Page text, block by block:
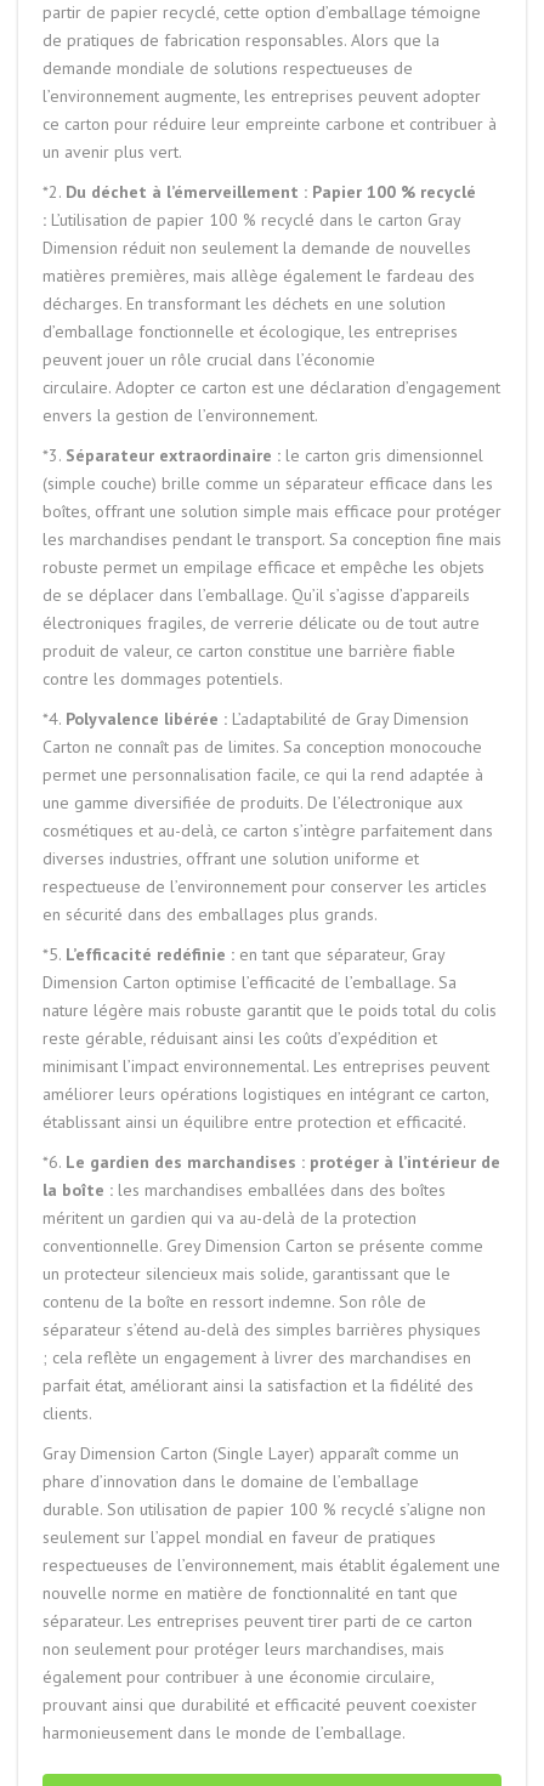
partir de papier recyclé, cette option d’emballage témoigne
de pratiques de fabrication responsables. Alors que la
demande mondiale de solutions respectueuses de
l’environnement augmente, les entreprises peuvent adopter
ce carton pour réduire leur empreinte carbone et contribuer à
un avenir plus vert.
*2. Du déchet à l’émerveillement : Papier 100 % recyclé
: L’utilisation de papier 100 % recyclé dans le carton Gray
Dimension réduit non seulement la demande de nouvelles
matières premières, mais allège également le fardeau des
décharges. En transformant les déchets en une solution
d’emballage fonctionnelle et écologique, les entreprises
peuvent jouer un rôle crucial dans l’économie
circulaire. Adopter ce carton est une déclaration d’engagement
envers la gestion de l’environnement.
*3. Séparateur extraordinaire : le carton gris dimensionnel
(simple couche) brille comme un séparateur efficace dans les
boîtes, offrant une solution simple mais efficace pour protéger
les marchandises pendant le transport. Sa conception fine mais
robuste permet un empilage efficace et empêche les objets
de se déplacer dans l’emballage. Qu’il s’agisse d’appareils
électroniques fragiles, de verrerie délicate ou de tout autre
produit de valeur, ce carton constitue une barrière fiable
contre les dommages potentiels.
*4. Polyvalence libérée : L’adaptabilité de Gray Dimension
Carton ne connaît pas de limites. Sa conception monocouche
permet une personnalisation facile, ce qui la rend adaptée à
une gamme diversifiée de produits. De l’électronique aux
cosmétiques et au-delà, ce carton s’intègre parfaitement dans
diverses industries, offrant une solution uniforme et
respectueuse de l’environnement pour conserver les articles
en sécurité dans des emballages plus grands.
*5. L’efficacité redéfinie : en tant que séparateur, Gray
Dimension Carton optimise l’efficacité de l’emballage. Sa
nature légère mais robuste garantit que le poids total du colis
reste gérable, réduisant ainsi les coûts d’expédition et
minimisant l’impact environnemental. Les entreprises peuvent
améliorer leurs opérations logistiques en intégrant ce carton,
établissant ainsi un équilibre entre protection et efficacité.
*6. Le gardien des marchandises : protéger à l’intérieur de
la boîte : les marchandises emballées dans des boîtes
méritent un gardien qui va au-delà de la protection
conventionnelle. Grey Dimension Carton se présente comme
un protecteur silencieux mais solide, garantissant que le
contenu de la boîte en ressort indemne. Son rôle de
séparateur s’étend au-delà des simples barrières physiques
; cela reflète un engagement à livrer des marchandises en
parfait état, améliorant ainsi la satisfaction et la fidélité des
clients.
Gray Dimension Carton (Single Layer) apparaît comme un
phare d’innovation dans le domaine de l’emballage
durable. Son utilisation de papier 100 % recyclé s’aligne non
seulement sur l’appel mondial en faveur de pratiques
respectueuses de l’environnement, mais établit également une
nouvelle norme en matière de fonctionnalité en tant que
séparateur. Les entreprises peuvent tirer parti de ce carton
non seulement pour protéger leurs marchandises, mais
également pour contribuer à une économie circulaire,
prouvant ainsi que durabilité et efficacité peuvent coexister
harmonieusement dans le monde de l’emballage.